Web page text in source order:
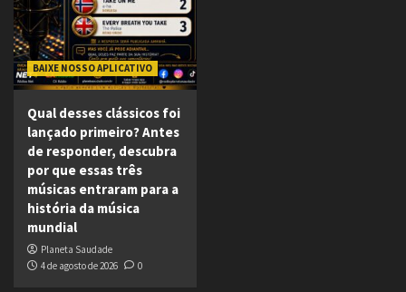
BAIXE NOSSO APLICATIVO
Qual desses clássicos foi
lançado primeiro? Antes
de responder, descubra
por que essas três
músicas entraram para a
história da música
mundial
Planeta Saudade
4 de agosto de 2026
0